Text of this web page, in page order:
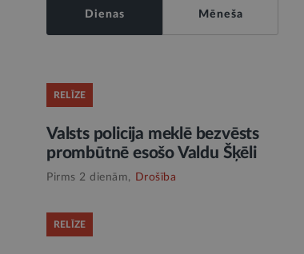
Dienas Mēneša
RELĪZE
Valsts policija meklē bezvēsts
prombūtnē esošo Valdu Šķēli
Pirms 2 dienām, Drošība
RELĪZE